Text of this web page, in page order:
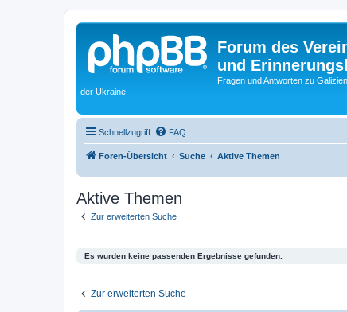
Forum des
und
Fragen und Antworten zu
der Ukraine
Schnellzugriff FAQ
Foren-Übersicht Suche Aktive Themen
Aktive Themen
Zur erweiterten Suche
Es wurden keine passenden Ergebnisse gefunden.
Zur erweiterten Suche